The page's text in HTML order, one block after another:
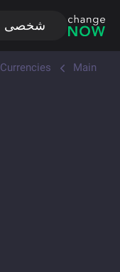
شخصی
Main
Currencies